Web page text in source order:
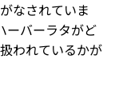
なされていま
ーバーラタがど
われているかが